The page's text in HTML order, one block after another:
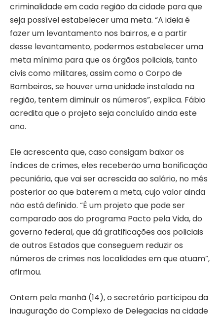
criminalidade em cada região da cidade para que
seja possível estabelecer uma meta. “A ideia é
fazer um levantamento nos bairros, e a partir
desse levantamento, podermos estabelecer uma
meta mínima para que os órgãos policiais, tanto
civis como militares, assim como o Corpo de
Bombeiros, se houver uma unidade instalada na
região, tentem diminuir os números”, explica. Fábio
acredita que o projeto seja concluído ainda este
ano.
Ele acrescenta que, caso consigam baixar os
índices de crimes, eles receberão uma bonificação
pecuniária, que vai ser acrescida ao salário, no mês
posterior ao que baterem a meta, cujo valor ainda
não está definido. “É um projeto que pode ser
comparado aos do programa Pacto pela Vida, do
governo federal, que dá gratificações aos policiais
de outros Estados que conseguem reduzir os
números de crimes nas localidades em que atuam”,
afirmou.
Ontem pela manhã (14), o secretário participou da
inauguração do Complexo de Delegacias na cidade